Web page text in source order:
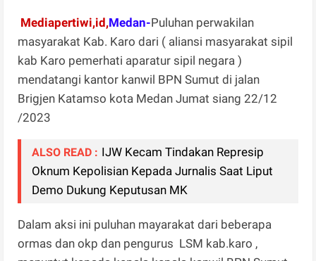
Mediapertiwi,id,Medan-Puluhan perwakilan
masyarakat Kab. Karo dari ( aliansi masyarakat sipil
kab Karo pemerhati aparatur sipil negara )
mendatangi kantor kanwil BPN Sumut di jalan
Brigjen Katamso kota Medan Jumat siang 22/12
/2023
ALSO READ : IJW Kecam Tindakan Represip
Oknum Kepolisian Kepada Jurnalis Saat Liput
Demo Dukung Keputusan MK
Dalam aksi ini puluhan mayarakat dari beberapa
ormas dan okp dan pengurus LSM kab.karo ,